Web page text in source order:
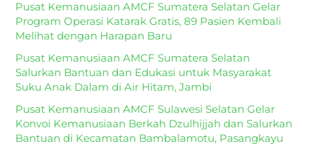
:
Pusat Kemanusiaan AMCF Sumatera Selatan Gelar
Program Operasi Katarak Gratis, 89 Pasien Kembali
Melihat dengan Harapan Baru
Pusat Kemanusiaan AMCF Sumatera Selatan
Salurkan Bantuan dan Edukasi untuk Masyarakat
Suku Anak Dalam di Air Hitam, Jambi
Pusat Kemanusiaan AMCF Sulawesi Selatan Gelar
Konvoi Kemanusiaan Berkah Dzulhijjah dan Salurkan
Bantuan di Kecamatan Bambalamotu, Pasangkayu